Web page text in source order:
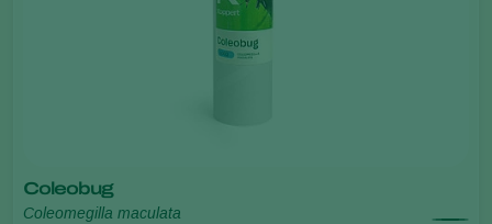
Coleobug
Coleomegilla maculata